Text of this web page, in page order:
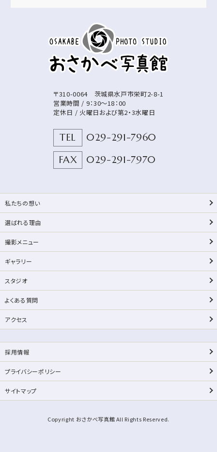
〒310-0064 茨城県水戸市栄町2-8-1
営業時間 / 9：30～18：00
定休日 / 火曜日および第2・3水曜日
TEL
029-291-7960
FAX
029-291-7970
私たちの想い
選ばれる理由
撮影メニュー
ギャラリー
スタジオ
よくある質問
アクセス
採用情報
プライバシーポリシー
サイトマップ
Copyright おさかべ写真館 All Rights Reserved.